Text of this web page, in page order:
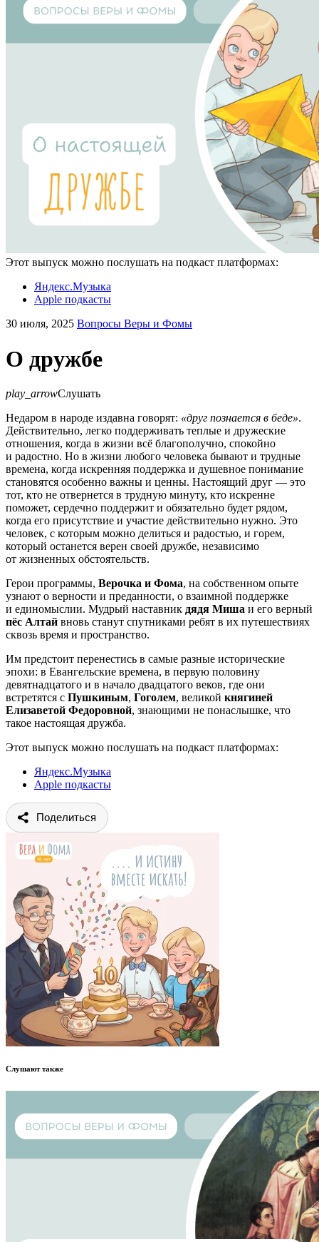
Этот выпуск можно послушать на подкаст платформах:
Яндекс.Музыка
Apple подкасты
30 июля, 2025 Вопросы Веры и Фомы
О дружбе
play_arrowСлушать
Недаром в народе издавна говорят: «друг познается в беде».
Действительно, легко поддерживать теплые и дружеские
отношения, когда в жизни всё благополучно, спокойно
и радостно. Но в жизни любого человека бывают и трудные
времена, когда искренняя поддержка и душевное понимание
становятся особенно важны и ценны. Настоящий друг — это
тот, кто не отвернется в трудную минуту, кто искренне
поможет, сердечно поддержит и обязательно будет рядом,
когда его присутствие и участие действительно нужно. Это
человек, с которым можно делиться и радостью, и горем,
который останется верен своей дружбе, независимо
от жизненных обстоятельств.
Герои программы, Верочка и Фома, на собственном опыте
узнают о верности и преданности, о взаимной поддержке
и единомыслии. Мудрый наставник дядя Миша и его верный
пёс Алтай вновь станут спутниками ребят в их путешествиях
сквозь время и пространство.
Им предстоит перенестись в самые разные исторические
эпохи: в Евангельские времена, в первую половину
девятнадцатого и в начало двадцатого веков, где они
встретятся с Пушкиным, Гоголем, великой княгиней
Елизаветой Федоровной, знающими не понаслышке, что
такое настоящая дружба.
Этот выпуск можно послушать на подкаст платформах:
Яндекс.Музыка
Apple подкасты
Поделиться
Слушают также